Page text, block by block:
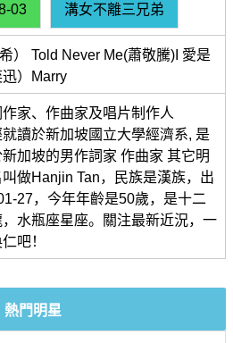
溝女不離三兄弟
） Told Never Me(蕭敬騰)I 愛是
）Marry
作家、作曲家及唱片制作人
就讀於新加坡國立大學經濟系, 是
加坡的男作詞家 作曲家 其它明
做Hanjin Tan，民族是漢族，出
27，今年年齡是50歲，是十二
水瓶座星座。關注最新近況，一
吧！
熱門明星